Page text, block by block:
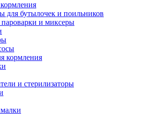
для бутылочек и поильников
и миксеры
кормления
и стерилизаторы